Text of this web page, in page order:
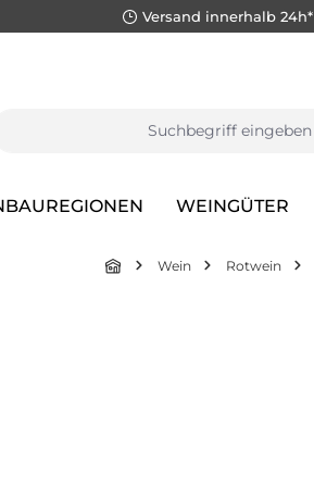
Versand innerhalb 24h*
WEINGÜTER
Wein Rotwein